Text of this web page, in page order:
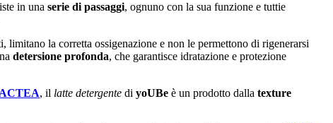
in una serie di passaggi, ognuno con la sua funzione e tuttie
la corretta ossigenazione e non le permettono di rigenerarsi
detersione profonda, che garantisce idratazione e protezione
, il latte detergente di yoUBe è un prodotto dalla texture